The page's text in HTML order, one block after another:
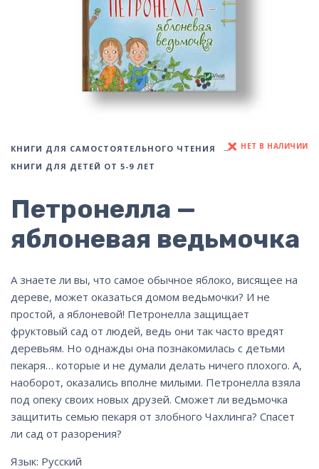
КНИГИ ДЛЯ САМОСТОЯТЕЛЬНОГО ЧТЕНИЯ
КНИГИ ДЛЯ ДЕТЕЙ ОТ 5-9 ЛЕТ
НЕТ В НАЛИЧИИ
Петронелла —
яблоневая ведьмочка
А знаете ли вы, что самое обычное яблоко, висящее на
дереве, может оказаться домом ведьмочки? И не
простой, а яблоневой! Петронелла защищает
фруктовый сад от людей, ведь они так часто вредят
деревьям. Но однажды она познакомилась с детьми
пекаря… которые и не думали делать ничего плохого. А,
наоборот, оказались вполне милыми. Петронелла взяла
под опеку своих новых друзей. Сможет ли ведьмочка
защитить семью пекаря от злобного Чахлинга? Спасет
ли сад от разорения?
Язык: Русский